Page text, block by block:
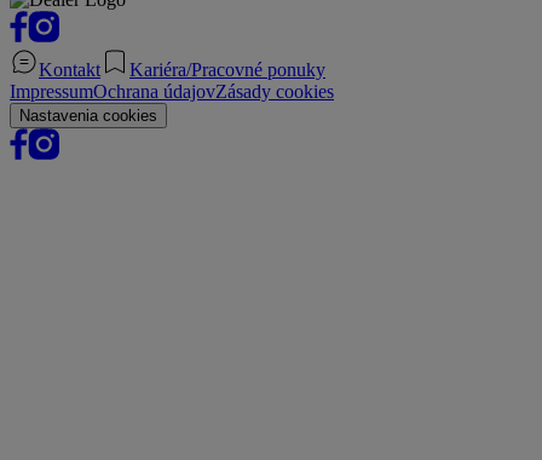
Kontakt
Kariéra/Pracovné ponuky
ImpressumOchrana údajovZásady cookies
Nastavenia cookies